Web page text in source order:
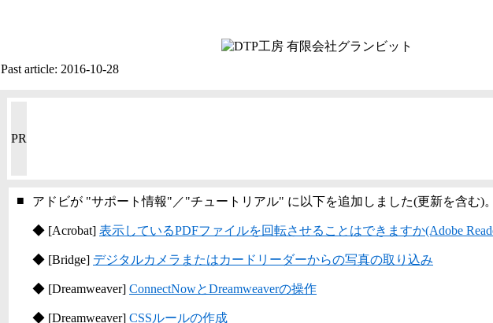
Past article: 2016-10-28
PR
■ アドビが "サポート情報"／"チュートリアル" に以下を追加しました(更新を含む)
◆ [Acrobat] 表示しているPDFファイルを回転させることはできますか(Adobe
◆ [Bridge] デジタルカメラまたはカードリーダーからの写真の取り込み
◆ [Dreamweaver] ConnectNowとDreamweaverの操作
◆ [Dreamweaver] CSSルールの作成